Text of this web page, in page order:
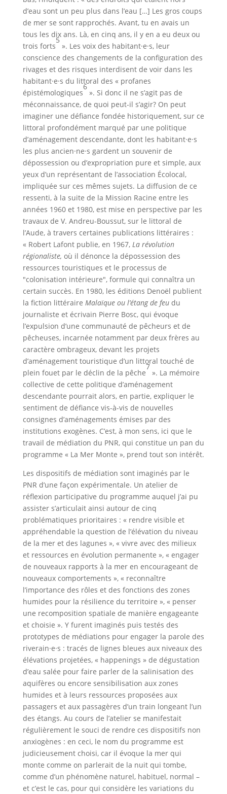
d’eau sont un peu plus dans l’eau […] Les gros coups
de mer se sont rapprochés. Avant, tu en avais un
tous les dix ans. Là, en cinq ans, il y en a eu deux ou
trois forts
5
». Les voix des habitant·e·s, leur
conscience des changements de la configuration des
rivages et des risques interdisent de voir dans les
habitant·e·s du littoral des « profanes
épistémologiques
6
». Si donc il ne s’agit pas de
méconnaissance, de quoi peut-il s’agir? On peut
imaginer une défiance fondée historiquement, sur ce
littoral profondément marqué par une politique
d’aménagement descendante, dont les habitant·e·s
les plus ancien·ne·s gardent un souvenir de
dépossession ou d’expropriation pure et simple, aux
yeux d’un représentant de l’association Écolocal,
impliquée sur ces mêmes sujets. La diffusion de ce
ressenti, à la suite de la Mission Racine entre les
années 1960 et 1980, est mise en perspective par les
travaux de V. Andreu-Boussut, sur le littoral de
l’Aude, à travers certaines publications littéraires :
« Robert Lafont publie, en 1967, La révolution
régionaliste, où il dénonce la dépossession des
ressources touristiques et le processus de
"colonisation intérieure", formule qui connaîtra un
certain succès. En 1980, les éditions Denoël publient
la fiction littéraire Malaïque ou l’étang de feudu
journaliste et écrivain Pierre Bosc, qui évoque
l’expulsion d’une communauté de pêcheurs et de
pêcheuses, incarnée notamment par deux frères au
caractère ombrageux, devant les projets
d’aménagement touristique d’un littoral touché de
plein fouet par le déclin de la pêche
7
». La mémoire
collective de cette politique d’aménagement
descendante pourrait alors, en partie, expliquer le
sentiment de défiance vis-à-vis de nouvelles
consignes d’aménagements émises par des
institutions exogènes. C’est, à mon sens, ici que le
travail de médiation du PNR, qui constitue un pan du
programme « La Mer Monte », prend tout son intérêt.
Les dispositifs de médiation sont imaginés par le
PNR d’une façon expérimentale. Un atelier de
réflexion participative du programme auquel j’ai pu
assister s’articulait ainsi autour de cinq
problématiques prioritaires : « rendre visible et
appréhendable la question de l’élévation du niveau
de la mer et des lagunes », « vivre avec des milieux
et ressources en évolution permanente », « engager
de nouveaux rapports à la mer en encourageant de
nouveaux comportements », « reconnaître
l’importance des rôles et des fonctions des zones
humides pour la résilience du territoire », « penser
une recomposition spatiale de manière engageante
et choisie ». Y furent imaginés puis testés des
prototypes de médiations pour engager la parole des
riverain·e·s : tracés de lignes bleues aux niveaux des
élévations projetées, « happenings » de dégustation
d’eau salée pour faire parler de la salinisation des
aquifères ou encore sensibilisation aux zones
humides et à leurs ressources proposées aux
passagers et aux passagères d’un train longeant l’un
des étangs. Au cours de l’atelier se manifestait
régulièrement le souci de rendre ces dispositifs non
anxiogènes : en ceci, le nom du programme est
judicieusement choisi, car il évoque la mer qui
monte comme on parlerait de la nuit qui tombe,
comme d’un phénomène naturel, habituel, normal –
et c’est le cas, pour qui considère les variations du